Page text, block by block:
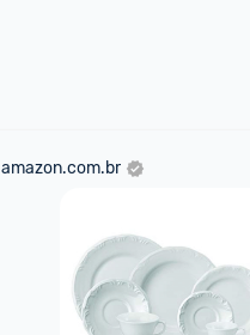
amazon.com.br